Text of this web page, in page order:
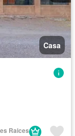
Casa
Raices